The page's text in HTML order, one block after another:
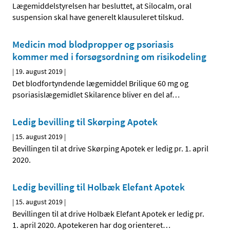
Lægemiddelstyrelsen har besluttet, at Silocalm, oral
suspension skal have generelt klausuleret tilskud.
Medicin mod blodpropper og psoriasis
kommer med i forsøgsordning om risikodeling
| 19. august 2019 |
Det blodfortyndende lægemiddel Brilique 60 mg og
psoriasislægemidlet Skilarence bliver en del af…
Ledig bevilling til Skørping Apotek
| 15. august 2019 |
Bevillingen til at drive Skørping Apotek er ledig pr. 1. april
2020.
Ledig bevilling til Holbæk Elefant Apotek
| 15. august 2019 |
Bevillingen til at drive Holbæk Elefant Apotek er ledig pr.
1. april 2020. Apotekeren har dog orienteret…